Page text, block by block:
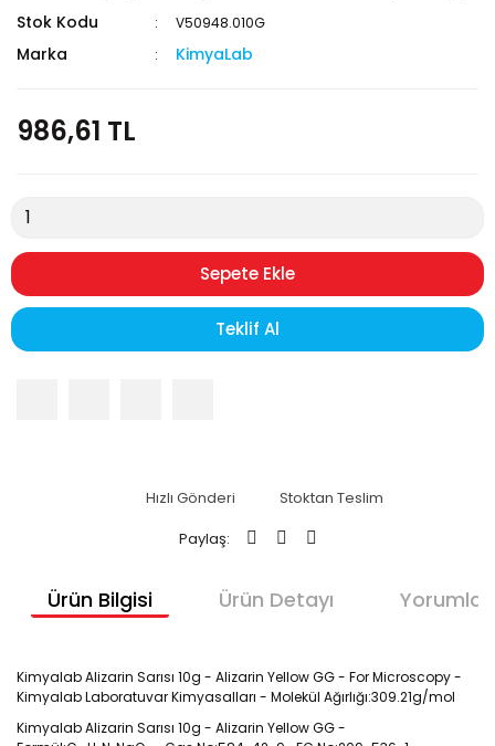
Stok Kodu
V50948.010G
Marka KimyaLab
986,61 TL
Sepete Ekle
Teklif Al
Hızlı Gönderi
Stoktan Teslim
Paylaş:
Ürün Bilgisi Ürün Detayı Yorumlar
Kimyalab Alizarin Sarısı 10g - Alizarin Yellow GG - For Microscopy -
Kimyalab Laboratuvar Kimyasalları - Molekül Ağırlığı:309.21g/mol
Kimyalab Alizarin Sarısı 10g - Alizarin Yellow GG -